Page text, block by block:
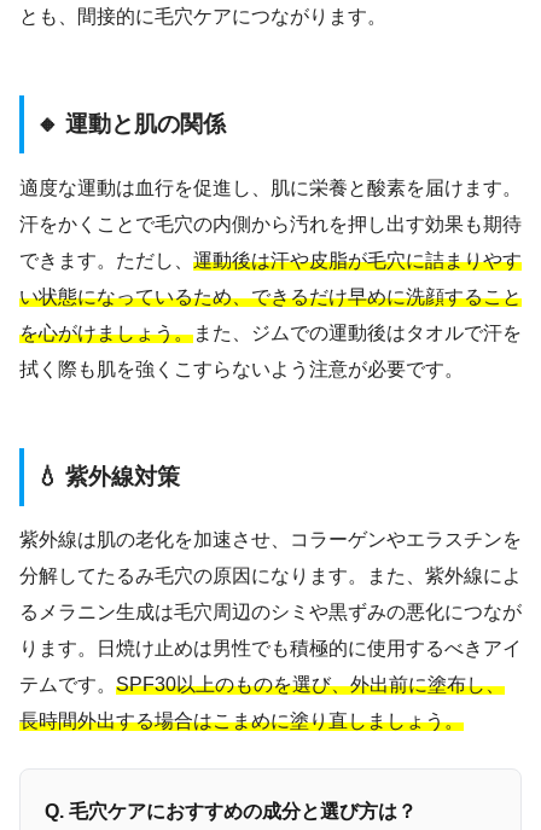
とも、間接的に毛穴ケアにつながります。
🔸 運動と肌の関係
適度な運動は血行を促進し、肌に栄養と酸素を届けます。
汗をかくことで毛穴の内側から汚れを押し出す効果も期待
できます。ただし、 運動後は汗や皮脂が毛穴に詰まりやす
い状態になっているため、できるだけ早めに洗顔すること
を心がけましょう。また、ジムでの運動後はタオルで汗を
拭く際も肌を強くこすらないよう注意が必要です。
💧 紫外線対策
紫外線は肌の老化を加速させ、コラーゲンやエラスチンを
分解してたるみ毛穴の原因になります。また、紫外線によ
るメラニン生成は毛穴周辺のシミや黒ずみの悪化につなが
ります。日焼け止めは男性でも積極的に使用するべきアイ
テムです。 SPF30以上のものを選び、外出前に塗布し、
長時間外出する場合はこまめに塗り直しましょう。
Q. 毛穴ケアにおすすめの成分と選び方は？